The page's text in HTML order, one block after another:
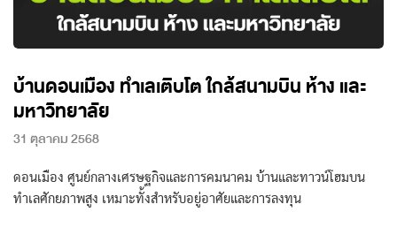
บ้านดอนเมือง ทำเลเติบโต ใกล้สนามบิน ห้าง และ
มหาวิทยาลัย
31 ตุลาคม 2568
ดอนเมือง ศูนย์กลางเศรษฐกิจและการคมนาคม บ้านและทาวน์โฮมบน
ทำเลศักยภาพสูง เหมาะทั้งสำหรับอยู่อาศัยและการลงทุน